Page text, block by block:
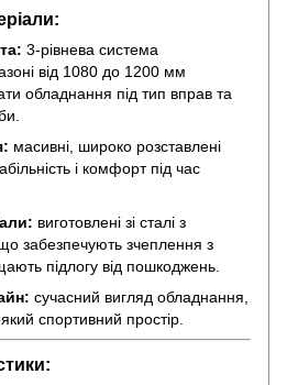
3-рівнева система
від 1080 до 1200 мм
обладнання під тип вправ та
масивні, широко розставлені
і комфорт під час
виготовлені зі сталі з
забезпечують зчеплення з
підлогу від пошкоджень.
сучасний вигляд обладнання,
спортивний простір.